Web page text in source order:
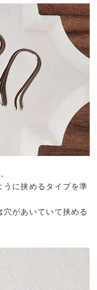
うに挟めるタイプを準
があいていて挟める